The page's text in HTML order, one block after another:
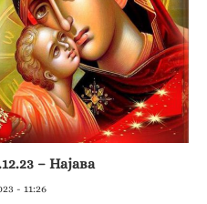
– Најава
- 11:26